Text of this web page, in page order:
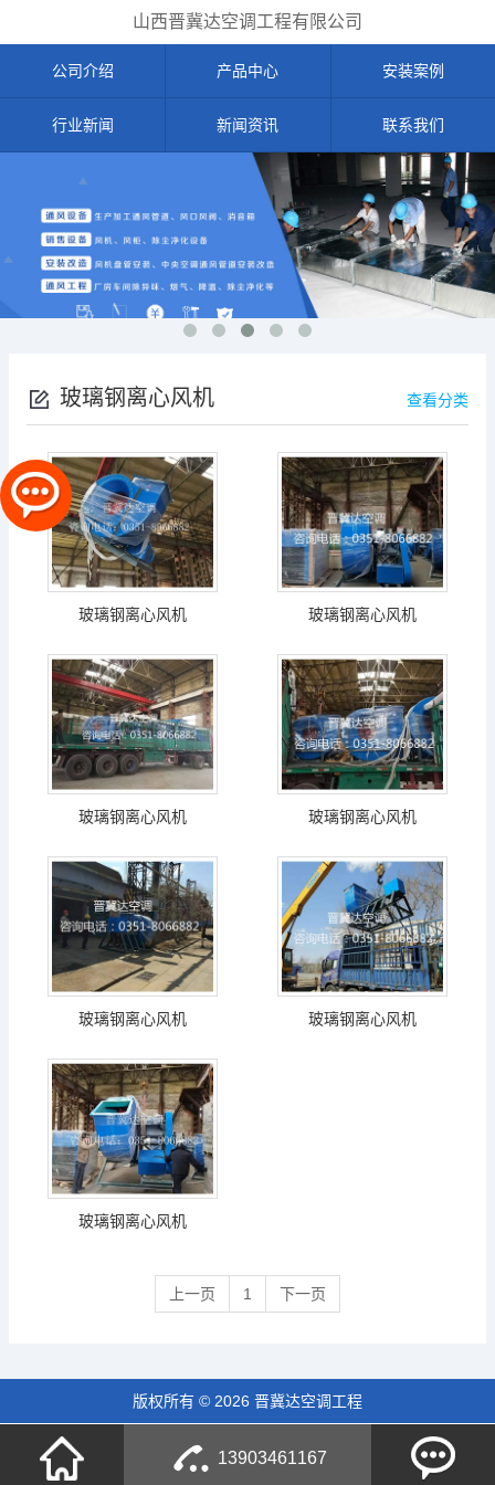
山西晋冀达空调工程有限公司
公司介绍 产品中心 安装案例
行业新闻 新闻资讯 联系我们
玻璃钢离心风机 查看分类
玻璃钢离心风机 玻璃钢离心风机
玻璃钢离心风机 玻璃钢离心风机
玻璃钢离心风机 玻璃钢离心风机
玻璃钢离心风机
上一页 1 下一页
版权所有 © 2026 晋冀达空调工程
13903461167